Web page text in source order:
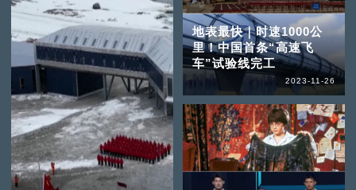
地表最快｜时速1000公
里！中国首条“高速飞
车”试验线完工
2023-11-26